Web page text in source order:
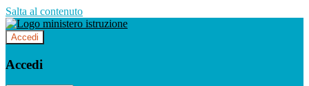
Salta al contenuto
Accedi
Accedi